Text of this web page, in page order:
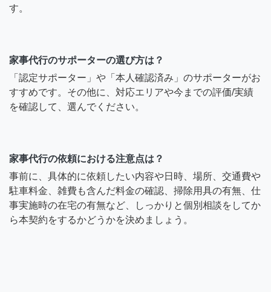
す。
家事代行のサポーターの選び方は？
「認定サポーター」や「本人確認済み」のサポーターがお
すすめです。その他に、対応エリアや今までの評価/実績
を確認して、選んでください。
家事代行の依頼における注意点は？
事前に、具体的に依頼したい内容や日時、場所、交通費や
駐車料金、雑費も含んだ料金の確認、掃除用具の有無、仕
事実施時の在宅の有無など、しっかりと個別相談をしてか
ら本契約をするかどうかを決めましょう。